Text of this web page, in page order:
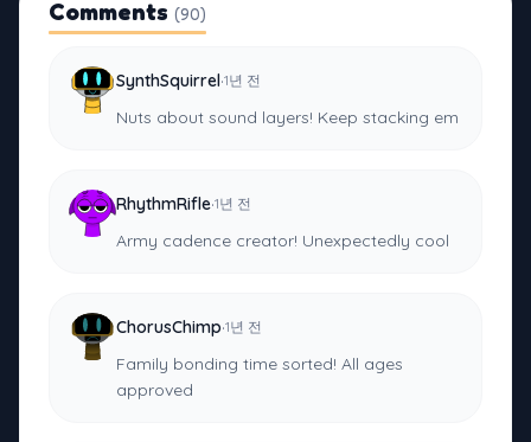
Comments (90)
SynthSquirrel·1년 전
Nuts about sound layers! Keep stacking em
RhythmRifle·1년 전
Army cadence creator! Unexpectedly cool
ChorusChimp·1년 전
Family bonding time sorted! All ages
approved